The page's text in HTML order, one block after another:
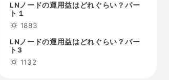
LNノードの運用益はどれぐらい？パー
ト１
1883
LNノードの運用益はどれぐらい？パー
ト3
1132